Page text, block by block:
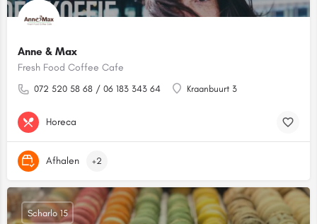
Anne & Max
Fresh Food Coffee Cafe
072 520 58 68 / 06 183 343 64 Kraanbuurt 3
Horeca
Afhalen +2
Scharlo 15